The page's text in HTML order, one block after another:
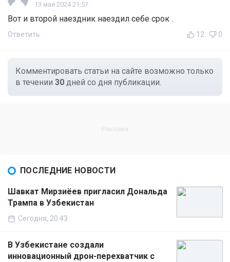
13 мая 2024 21:57
Вот и второй наездник наездил себе срок .
Ответить 12 0
Комментировать статьи на сайте возможно только
в течении 30 дней со дня публикации.
ПОСЛЕДНИЕ НОВОСТИ
Шавкат Мирзиёев пригласил Дональда
Трампа в Узбекистан
Сегодня, 20:43
В Узбекистане создали
инновационный дрон-перехватчик с